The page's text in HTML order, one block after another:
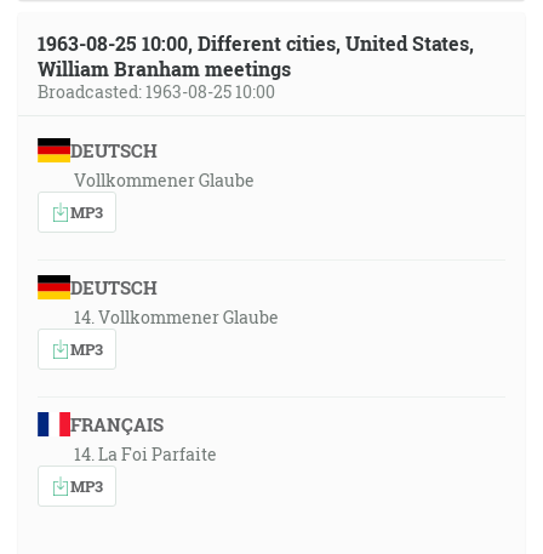
1963-08-25 10:00, Different cities, United States,
William Branham meetings
Broadcasted: 1963-08-25 10:00
DEUTSCH
Vollkommener Glaube
MP3
DEUTSCH
14. Vollkommener Glaube
MP3
FRANÇAIS
14. La Foi Parfaite
MP3